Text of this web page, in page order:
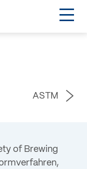
ASTM
of Brewing